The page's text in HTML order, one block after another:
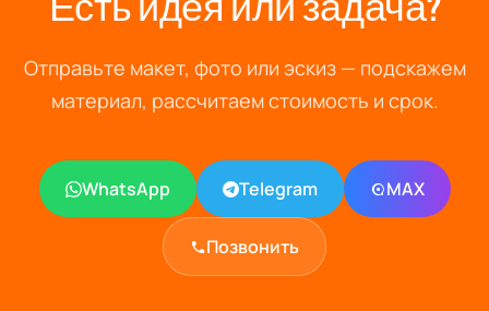
Отправьте макет, фото или эскиз — подскажем
материал, рассчитаем стоимость и срок.
WhatsApp Telegram MAX
Позвонить